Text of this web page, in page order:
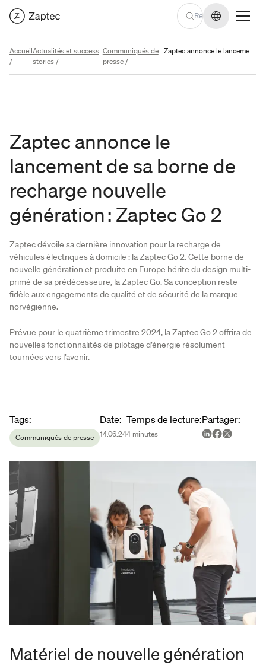
Changer
Accueil
/
Actualités et success
stories/
Communiqués de
presse/
Zaptec annonce le lancement de sa borne de recharge nouvelle génération : Zaptec Go 2
Zaptec annonce le
lancement de sa borne de
recharge nouvelle
génération : Zaptec Go 2
Zaptec dévoile sa dernière innovation pour la recharge de
véhicules électriques à domicile : la Zaptec Go 2. Cette borne de
nouvelle génération et produite en Europe hérite du design multi-
primé de sa prédécesseure, la Zaptec Go. Sa conception reste
fidèle aux engagements de qualité et de sécurité de la marque
norvégienne.
Prévue pour le quatrième trimestre 2024, la Zaptec Go 2 offrira de
nouvelles fonctionnalités de pilotage d’énergie résolument
tournées vers l’avenir.
Article metadata
Tags:
Communiqués de presse
Date:
14.06.24
Temps de lecture:
4 minutes
Partager:
Matériel de nouvelle génération